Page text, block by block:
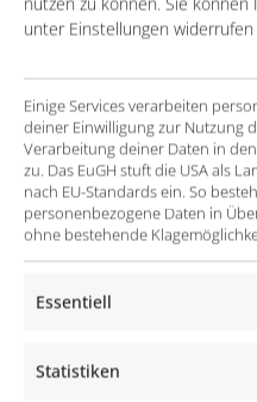
unter Einstellungen
Einige Services verarbeiten
deiner Einwilligung zur Nutzung
Verarbeitung deiner Daten in den
zu. Das EuGH stuft die USA als
nach EU-Standards ein. So
personenbezogene Daten in
ohne bestehende
Essentiell
Statistiken